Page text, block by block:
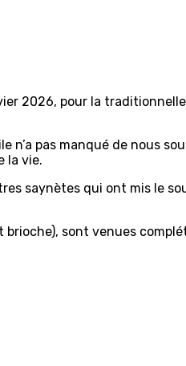
2026, pour la
n’a pas manqué de nous
la vie.
saynètes qui ont mis le
sont venues